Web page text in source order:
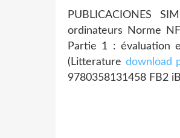
PUBLICACIONES
ordinateurs Norme
Partie 1 : évaluation
(Litterature download
9780358131458 FB2